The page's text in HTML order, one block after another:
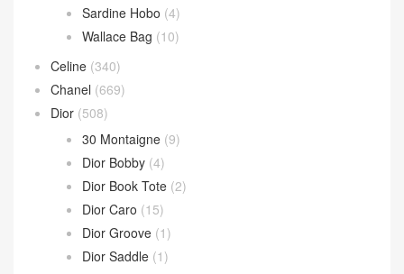
Sardine Hobo (4)
Wallace Bag (10)
Celine (340)
Chanel (669)
Dior (508)
30 Montaigne (9)
Dior Bobby (4)
Dior Book Tote (2)
Dior Caro (15)
Dior Groove (1)
Dior Saddle (1)